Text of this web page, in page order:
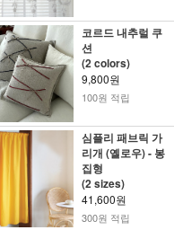
코르드 내추럴 쿠
션
(2 colors)
9,800원
100원 적립
심플리 패브릭 가
리개 (옐로우) - 봉
집형
(2 sizes)
41,600원
300원 적립